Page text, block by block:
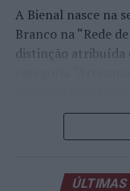
protagonizaram as
ambos alcançando
um dos resultados
neerlandês Botic
A Bienal nasce na
Branco na “Rede
distinção atribuída
“valor
de Castelo
da identidade
ÚLTIMAS